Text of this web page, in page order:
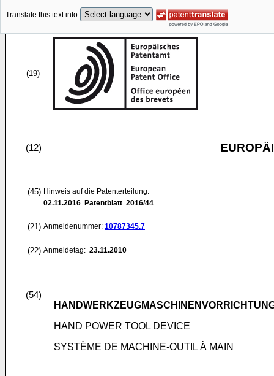
Translate this text into
(19)
(12)
(45) Hinweis auf die Patenterteilung:
02.11.2016 Patentblatt 2016/44
(21) Anmeldenummer: 10787345.7
(22) Anmeldetag: 23.11.2010
(54)
HAND POWER TOOL DEVICE
SYSTÈME DE MACHINE-OUTIL À MAIN